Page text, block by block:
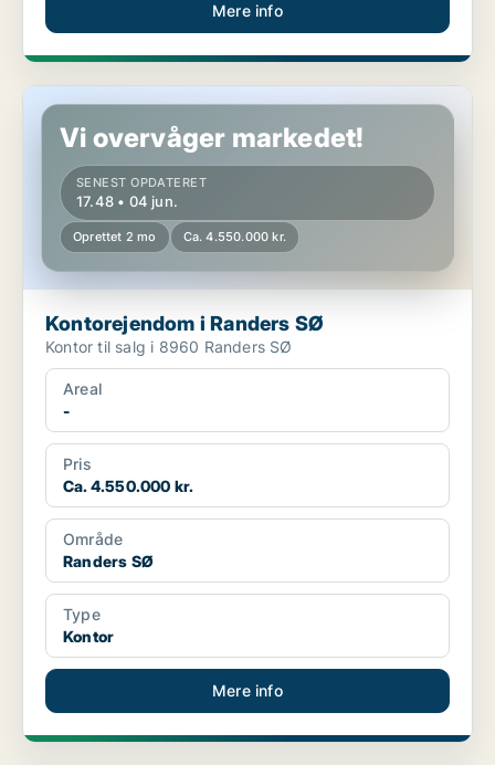
Mere info
Kontorejendom i Randers SØ
Vi overvåger markedet!
SENEST OPDATERET
17.48 • 04 jun.
Oprettet 2 mo Ca. 4.550.000 kr.
Kontorejendom i Randers SØ
Kontor til salg i 8960 Randers SØ
Areal
-
Pris
Ca. 4.550.000 kr.
Område
Randers SØ
Type
Kontor
Mere info